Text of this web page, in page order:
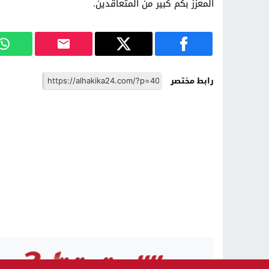
المعزز بكم كبير من المتعاقدين.
رابط مختصر